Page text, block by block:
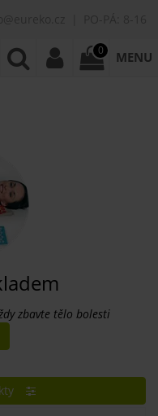
0 MENU
zbavte tělo bolesti